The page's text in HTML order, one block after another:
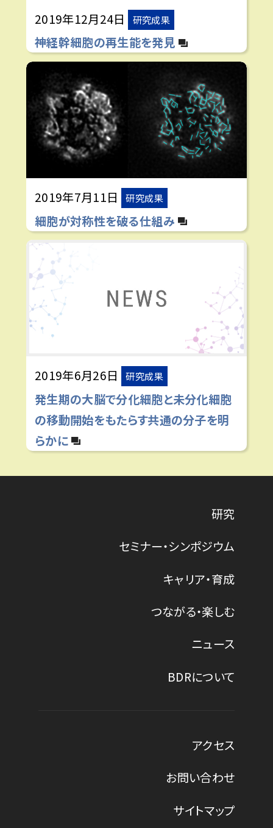
2019年12月24日 研究成果
神経幹細胞の再生能を発見
2019年7月11日 研究成果
細胞が対称性を破る仕組み
2019年6月26日 研究成果
発生期の大脳で分化細胞と未分化細胞
の移動開始をもたらす共通の分子を明
らかに
研究
セミナー・シンポジウム
キャリア・育成
つながる・楽しむ
ニュース
BDRについて
アクセス
お問い合わせ
サイトマップ